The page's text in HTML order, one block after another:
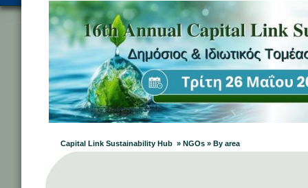
Capital Link Sustainability Hub » NGOs » By area